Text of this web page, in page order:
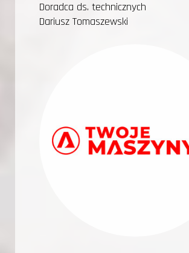
Doradca ds. technicznych
Dariusz Tomaszewski